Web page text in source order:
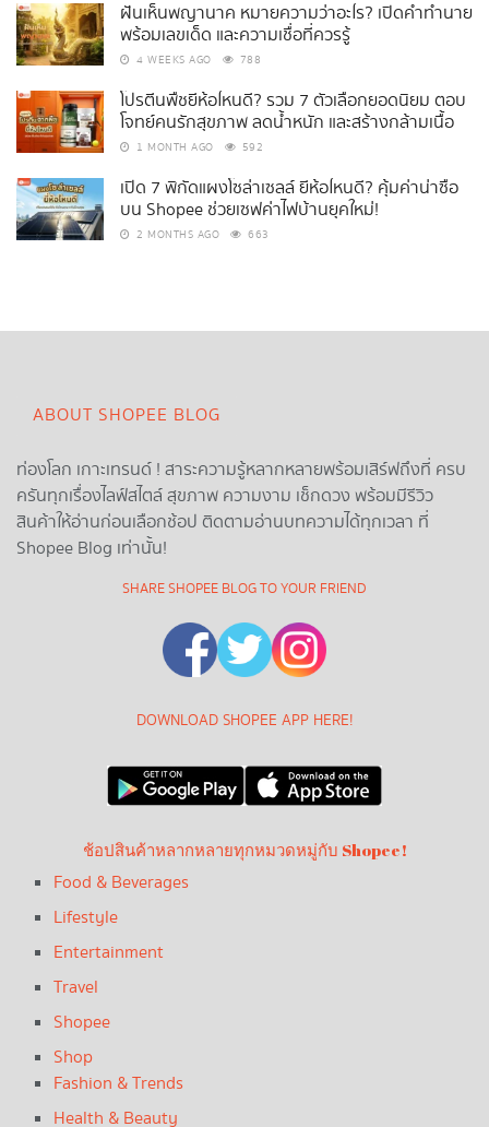
ฝันเห็นพญานาค หมายความว่าอะไร? เปิดคำทำนาย
พร้อมเลขเด็ด และความเชื่อที่ควรรู้
4 WEEKS AGO 788
โปรตีนพืชยี่ห้อไหนดี? รวม 7 ตัวเลือกยอดนิยม ตอบ
โจทย์คนรักสุขภาพ ลดน้ำหนัก และสร้างกล้ามเนื้อ
1 MONTH AGO 592
เปิด 7 พิกัดแผงโซล่าเซลล์ ยี่ห้อไหนดี? คุ้มค่าน่าซื้อ
บน Shopee ช่วยเซฟค่าไฟบ้านยุคใหม่!
2 MONTHS AGO 663
ABOUT SHOPEE BLOG
ท่องโลก เกาะเทรนด์ ! สาระความรู้หลากหลายพร้อมเสิร์ฟถึงที่ ครบ
ครันทุกเรื่องไลฟ์สไตล์ สุขภาพ ความงาม เช็กดวง พร้อมมีรีวิว
สินค้าให้อ่านก่อนเลือกช้อป ติดตามอ่านบทความได้ทุกเวลา ที่
Shopee Blog เท่านั้น!
SHARE SHOPEE BLOG TO YOUR FRIEND
DOWNLOAD SHOPEE APP HERE!
ช้อปสินค้าหลากหลายทุกหมวดหมู่กับ Shopee!
Food & Beverages
Lifestyle
Entertainment
Travel
Shopee
Shop
Fashion & Trends
Health & Beauty